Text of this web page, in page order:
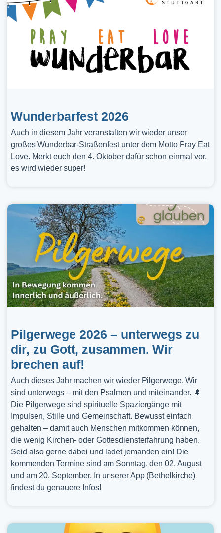
Wunderbarfest 2026
Auch in diesem Jahr veranstalten wir wieder unser
großes Wunderbar-Straßenfest unter dem Motto Pray Eat
Love. Merkt euch den 4. Oktober dafür schon einmal vor,
es wird wieder super!
Pilgerwege 2026 – unterwegs zu
dir, zu Gott, zusammen. Wir
brechen auf!
Auch dieses Jahr machen wir wieder Pilgerwege. Wir
sind unterwegs – mit den Psalmen und miteinander. 🌲
Die Pilgerwege sind spirituelle Spaziergänge mit
Impulsen, Stille und Gemeinschaft. Bewusst einfach
gehalten – damit auch Menschen mitkommen können,
die wenig Kirchen- oder Gottesdiensterfahrung haben.
Seid also gerne dabei und ladet jemanden ein! Die
kommenden Termine sind am Sonntag, den 02. August
und am 20. September. In unserer App (Bethelkirche)
findest du genauere Infos!